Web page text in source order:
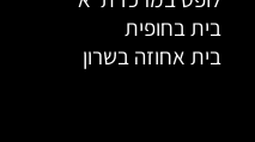
בית בחופית
בית אחוזה בשרון